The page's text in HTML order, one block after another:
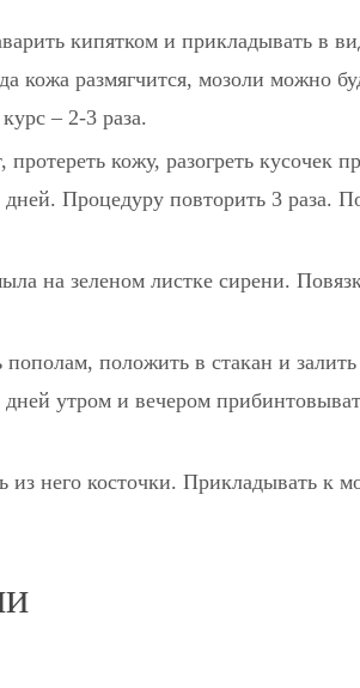
кипятком и прикладывать в
кожа размягчится, мозоли можно
– 2-3 раза.
кожу, разогреть кусочек
Процедуру повторить 3 раза.
на зеленом листке сирени.
пополам, положить в стакан и
утром и вечером
из него косточки. Прикладывать к